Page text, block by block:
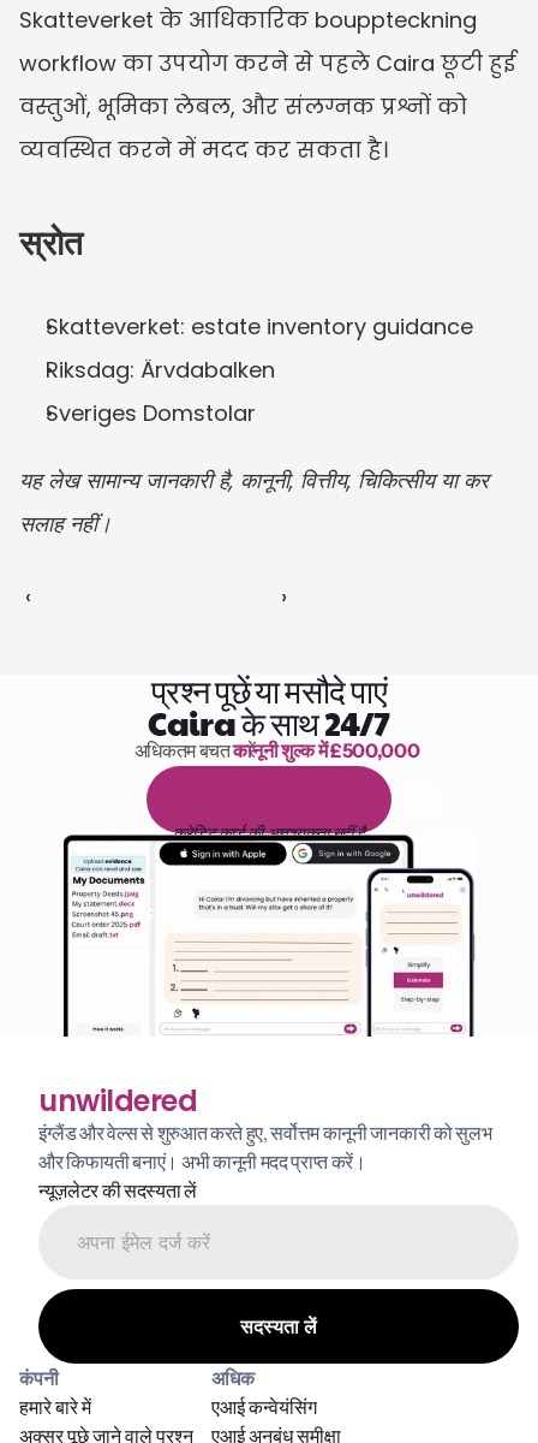
Skatteverket के आधिकारिक bouppteckning
workflow का उपयोग करने से पहले Caira छूटी हुई
वस्तुओं, भूमिका लेबल, और संलग्नक प्रश्नों को
व्यवस्थित करने में मदद कर सकता है।
स्रोत
Skatteverket: estate inventory guidance
Riksdag: Ärvdabalken
Sveriges Domstolar
यह लेख सामान्य जानकारी है, कानूनी, वित्तीय, चिकित्सीय या कर
सलाह नहीं।
‹ ›
प्रश्न पूछें या मसौदे पाएं
Caira के साथ 24/7
पढ़ने के 1,000 घंटे
अधिकतम बचत करें कानूनी शुल्क में £500,000
िन यल
क्रेडिट कार्ड की आवश्यकता नहीं है
unwildered
इंग्लैंड और वेल्स से शुरुआत करते हुए, सर्वोत्तम कानूनी जानकारी को सुलभ
और किफायती बनाएं। अभी कानूनी मदद प्राप्त करें।
न्यूज़लेटर की सदस्यता लें
कंपनी
हमारे बारे में
अक्सर पूछे जाने वाले प्रश्न
अधिक
एआई अनुबंध समीक्षा
एआई कन्वेयंसिंग